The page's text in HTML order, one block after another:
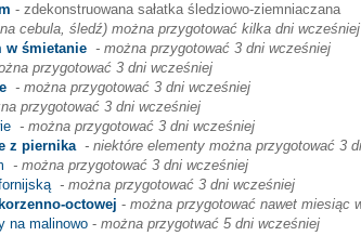
- zdekonstruowana sałatka śledziowo-ziemniaczana
cebula, śledź) można przygotować kilka dni wcześniej
w śmietanie - można przygotować 3 dni wcześniej
przygotować 3 dni wcześniej
- można przygotować 3 dni wcześniej
przygotować 3 dni wcześniej
- można przygotować 3 dni wcześniej
z piernika - niektóre elementy można przygotować 3
- można przygotować 3 dni wcześniej
- można przygotować 3 dni wcześniej
octowej - można przygotować nawet miesiąc
na malinowo - można przygotwać 5 dni wcześniej